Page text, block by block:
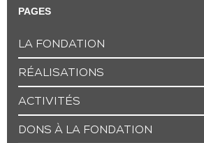
PAGES
LA FONDATION
RÉALISATIONS
ACTIVITÉS
DONS À LA FONDATION